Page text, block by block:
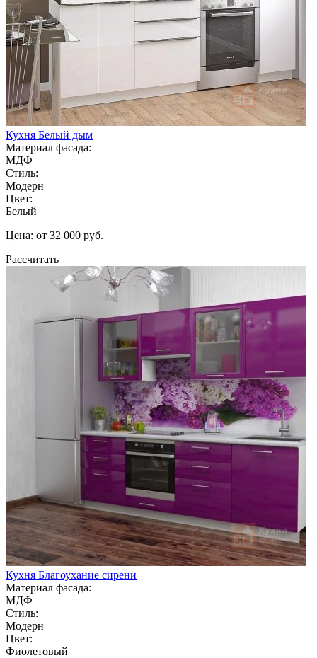
Кухня Белый дым
Материал фасада:
МДФ
Стиль:
Модерн
Цвет:
Белый
Цена: от 32 000 руб.
Рассчитать
Кухня Благоухание сирени
Материал фасада:
МДФ
Стиль:
Модерн
Цвет:
Фиолетовый